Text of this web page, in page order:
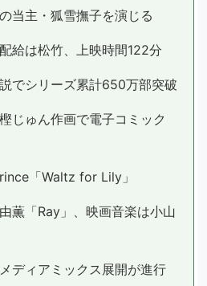
当主・狐雪撫子を演じる
給は松竹、上映時間122分
でシリーズ累計650万部突破
じゅん作画で電子コミック
「Waltz for Lily」
薫「Ray」、映画音楽は小山
ディアミックス展開が進行